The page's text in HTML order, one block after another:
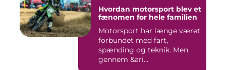
Hvordan motorsport blev et
fænomen for hele familien
Motorsport har længe været
forbundet med fart,
spænding og teknik. Men
gennem &ari...